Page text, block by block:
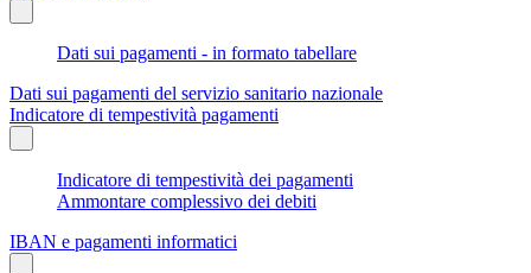
Dati sui pagamenti - in formato tabellare
Dati sui pagamenti del servizio sanitario nazionale
Indicatore di tempestività pagamenti
Indicatore di tempestività dei pagamenti
Ammontare complessivo dei debiti
IBAN e pagamenti informatici